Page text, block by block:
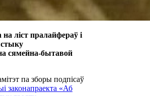
ліст пралайфераў і
сямейна-бытавой
па зборы подпісаў
законапраекта «Аб